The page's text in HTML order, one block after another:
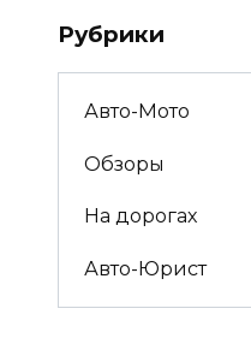
Рубрики
Авто-Мото
Обзоры
На дорогах
Авто-Юрист